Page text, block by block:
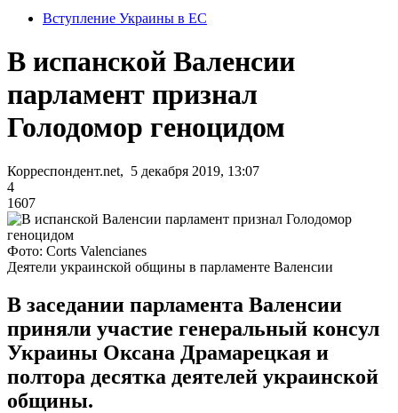
Вступление Украины в ЕС
В испанской Валенсии
парламент признал
Голодомор геноцидом
Корреспондент.net, 5 декабря 2019, 13:07
4
1607
Фото: Corts Valencianes
Деятели украинской общины в парламенте Валенсии
В заседании парламента Валенсии
приняли участие генеральный консул
Украины Оксана Драмарецкая и
полтора десятка деятелей украинской
общины.